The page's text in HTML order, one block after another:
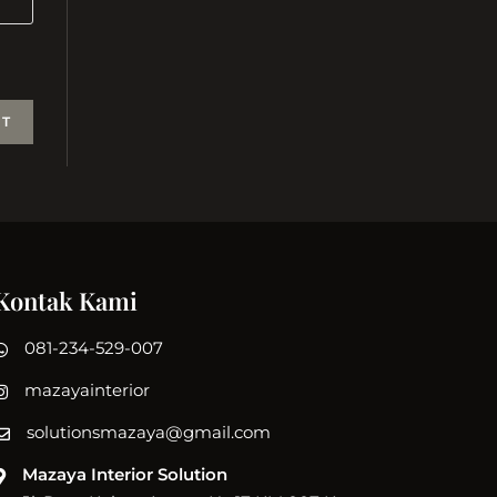
Kami
081-234-529-007
mazayainterior
solutionsmazaya@gmail.com
Mazaya Interior Solution